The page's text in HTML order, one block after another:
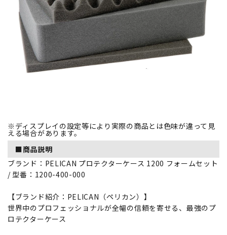
※ディスプレイの設定等により実際の商品とは色味が違って見
える場合があります。
■商品説明
ブランド：PELICAN プロテクターケース 1200 フォームセット
/ 型番：1200-400-000
【ブランド紹介：PELICAN（ペリカン）】
世界中のプロフェッショナルが全幅の信頼を寄せる、最強のプ
ロテクターケース